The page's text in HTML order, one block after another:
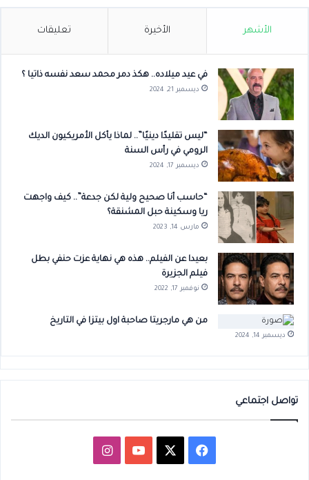
الأشهر الأخيرة تعليقات
في عيد ميلاده.. هكذ دمر محمد سعد نفسه ذاتيا ؟
ديسمبر 21, 2024
“ليس تقليدًا دينيًا”.. لماذا يأكل الأمريكيون الديك
الرومي في رأس السنة
ديسمبر 17, 2024
“حاسب أنا صحيح ولية لكن جدعة”.. كيف واجهت
ريا وسكينة حبل المشنقة؟
مارس 14, 2023
بعيدا عن الفيلم.. هذه هي نهاية عزت حنفي بطل
فيلم الجزيرة
نوفمبر 17, 2022
من هي مارجريتا صاحبة اول بيتزا في التاريخ
ديسمبر 14, 2024
تواصل اجتماعي
فيسبوك ‫YouTubeانستقرام